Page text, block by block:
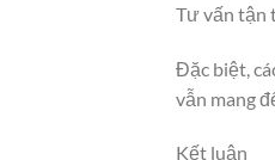
Tư vấn tận
Đặc biệt,
vẫn mang
Kết luận